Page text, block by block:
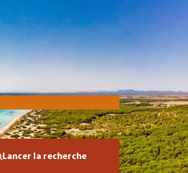
Lancer la recherche